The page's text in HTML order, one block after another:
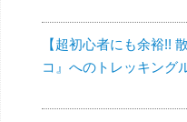
【超初心者にも余裕!!
コ』へのトレッキング